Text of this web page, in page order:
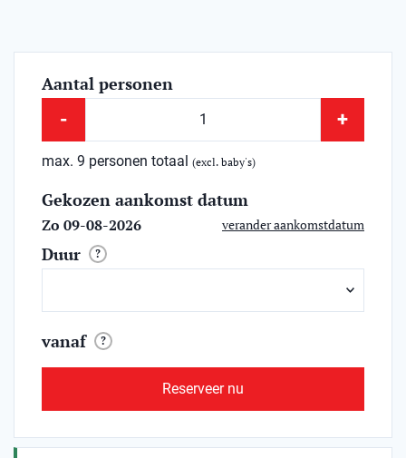
Aantal personen
- +
max. 9 personen totaal (excl. baby's)
Gekozen aankomst datum
Zo 09-08-2026 verander aankomstdatum
Duur ?
vanaf ?
Reserveer nu